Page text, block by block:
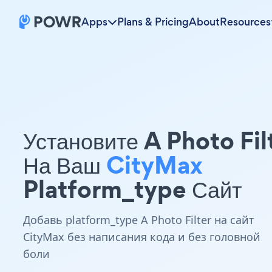
Apps Plans & PricingAboutResources
Установите A Photo
На Ваш CityMax
Platform_type Сайт
Добавь platform_type A Photo Filter на сайт
CityMax без написания кода и без головной
боли